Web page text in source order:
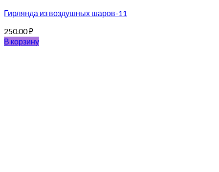
Гирлянда из воздушных шаров-11
250.00₽
В корзину